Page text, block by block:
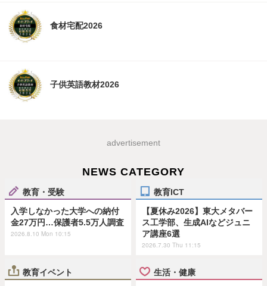
食材宅配2026
子供英語教材2026
advertisement
NEWS CATEGORY
教育・受験
入学しなかった大学への納付
金27万円…保護者5.5万人調査
2026.8.10 Mon 10:15
教育ICT
【夏休み2026】東大メタバー
ス工学部、生成AIなどジュニ
ア講座6選
2026.7.30 Thu 11:15
教育イベント 生活・健康